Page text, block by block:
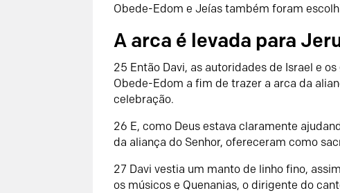
Obede-Edom e Jeías também foram
A arca é levada para
25 Então Davi, as autoridades de Israel e
Obede-Edom a fim de trazer a arca da
celebração.
26 E, como Deus estava claramente
da aliança do Senhor, ofereceram como
27 Davi vestia um manto de linho fino,
os músicos e Quenanias, o dirigente do